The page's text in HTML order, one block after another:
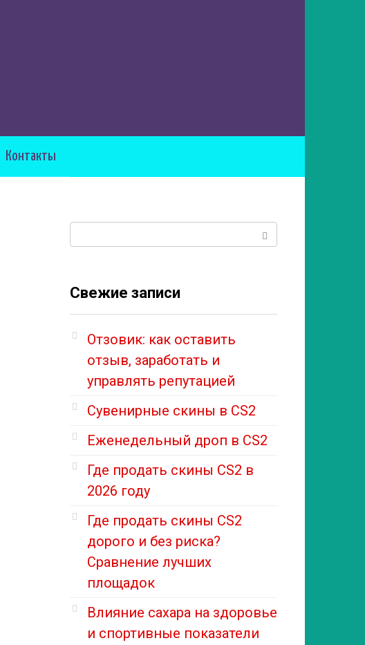
Контакты
Свежие записи
Отзовик: как оставить
отзыв, заработать и
управлять репутацией
Сувенирные скины в CS2
Еженедельный дроп в CS2
Где продать скины CS2 в
2026 году
Где продать скины CS2
дорого и без риска?
Сравнение лучших
площадок
Влияние сахара на здоровье
и спортивные показатели